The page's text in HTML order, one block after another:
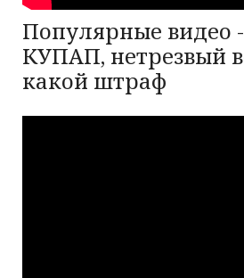
Популярные видео -
КУПАП, нетрезвый
какой штраф